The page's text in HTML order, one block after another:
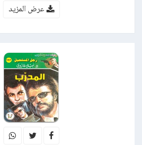
عرض المزيد